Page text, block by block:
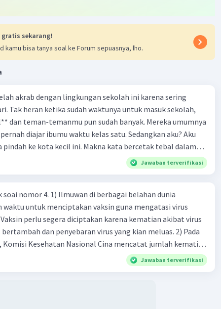
gratis sekarang!
kamu bisa tanya soal ke Forum sepuasnya, lho.
akrab dengan lingkungan sekolah ini karena sering
Tak heran ketika sudah waktunya untuk masuk sekolah,
dan teman-temanmu pun sudah banyak. Mereka umumnya
diajar ibumu waktu kelas satu. Sedangkan aku? Aku
pindah ke kota kecil ini. Makna kata bercetak tebal dalam
kutipan cerpen tersebut adalah .... A. ramah C. santun B. sopan D. baik
Jawaban terverifikasi
nomor 4. 1) Ilmuwan di berbagai belahan dunia
waktu untuk menciptakan vaksin guna mengatasi virus
perlu segera diciptakan karena kematian akibat virus
dan penyebaran virus yang kian meluas. 2) Pada
Komisi Kesehatan Nasional Cina mencatat jumlah kematian
baru telah mencapai 636 kasus, sedangkan jumlah warga
31.161 kasus. Kasus terbanyak terjadi di Hubei, Cina,
Jawaban terverifikasi